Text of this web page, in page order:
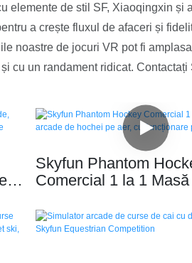
elemente de stil SF, Xiaoqingxin
a crește fluxul de afaceri și
noastre de jocuri VR pot fi
cu un randament ridicat. Contactați
Skyfun Phantom
Comercial 1 la 1
funcționare pe monede